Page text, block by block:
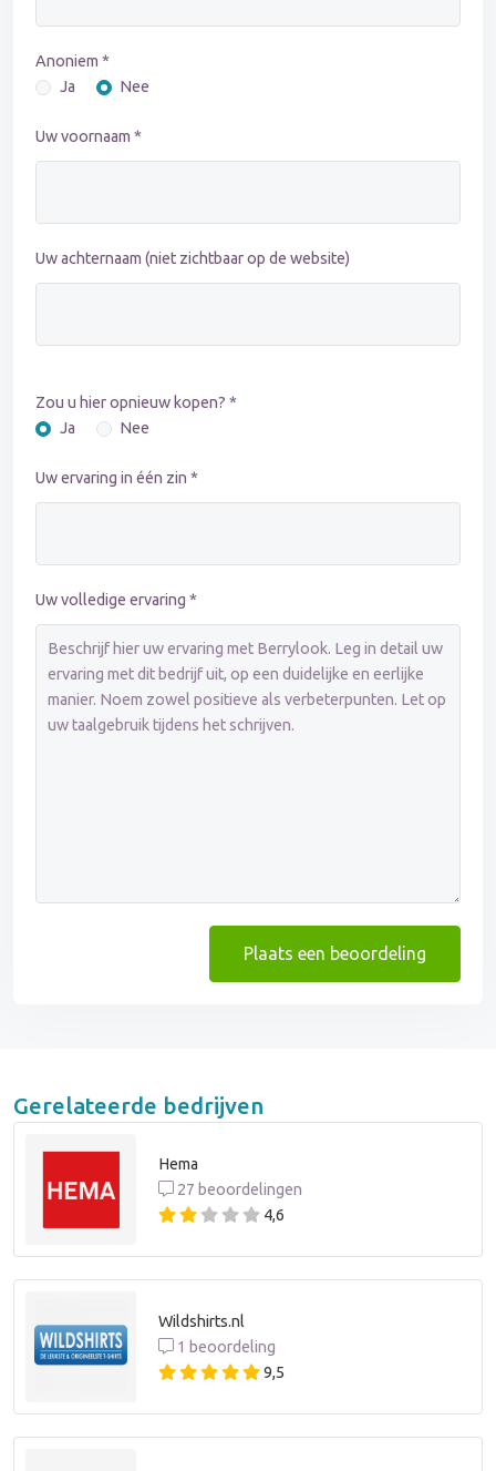
Anoniem *
Ja
Nee
Uw voornaam *
Uw achternaam (niet zichtbaar op de website)
Zou u hier opnieuw kopen? *
Ja
Nee
Uw ervaring in één zin *
Uw volledige ervaring *
Plaats een beoordeling
Gerelateerde bedrijven
Hema
27 beoordelingen
4,6
Wildshirts.nl
1 beoordeling
9,5